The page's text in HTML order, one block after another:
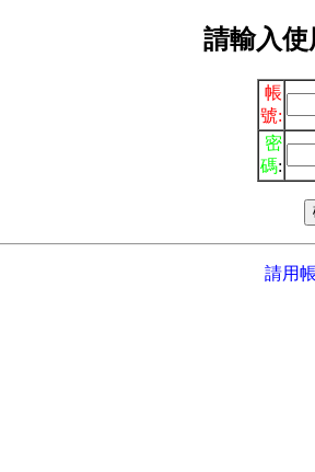
請輸入
帳
號:
密
碼:
請用